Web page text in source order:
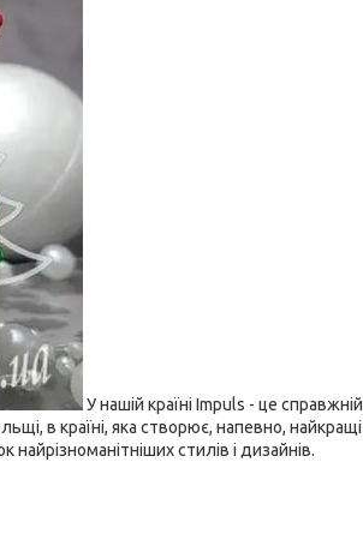
У нашій країні Impuls - це справжній
в країні, яка створює, напевно, найкращі
найрізноманітніших стилів і дизайнів.